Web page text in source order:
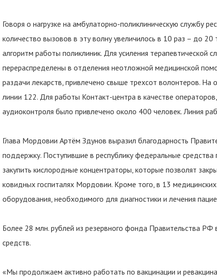
Говоря о нагрузке на амбулаторно-поликлиническую службу
количество вызовов в эту волну увеличилось в 10 раз – до 20
алгоритм работы поликлиник. Для усиления терапевтической
перераспределены в отделения неотложной медицинской
раздачи лекарств, привлечено свыше трехсот волонтеров. На
линии 122. Для работы Контакт-центра в качестве
аудиоконтроля было привлечено около 400 человек. Линия
Глава Мордовии Артём Здунов выразил благодарность
поддержку. Поступившие в республику федеральные
закупить кислородные концентраторы, которые позволят
ковидных госпиталях Мордовии. Кроме того, в 13
оборудования, необходимого для диагностики и лечения
Более 28 млн. рублей из резервного фонда Правительства
средств.
«Мы продолжаем активно работать по вакцинации и